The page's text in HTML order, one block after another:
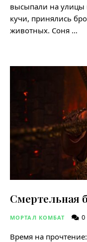
высыпали на улицы
кучи, принялись
животных. Соня …
Смертельная
МОРТАЛ КОМБАТ 0
Время на прочтение: